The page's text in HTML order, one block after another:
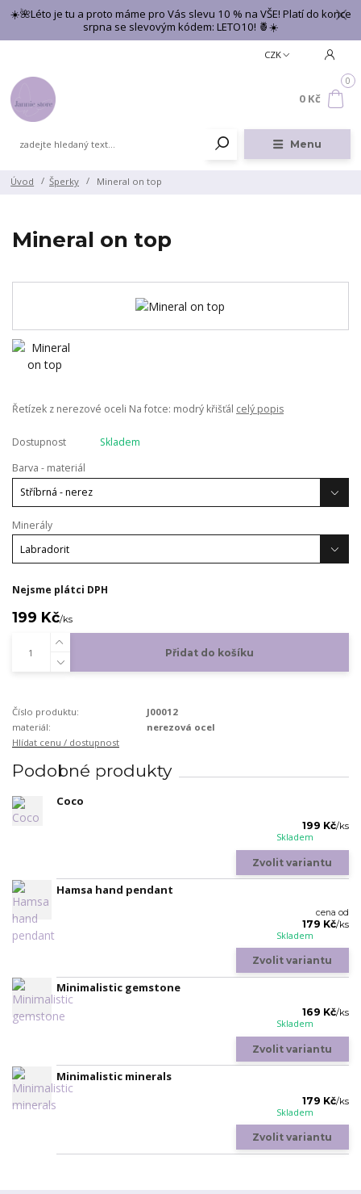
☀️🌺Léto je tu a proto máme pro Vás slevu 10 % na VŠE! Platí do konce
srpna se slevovým kódem: LETO10! 🍍☀️
Menu
CZK
0
0 Kč
Úvod Šperky Mineral on top
Mineral on top
Řetízek z nerezové oceli Na fotce: modrý křišťál celý popis
Dostupnost
Skladem
Barva - materiál
Minerály
Nejsme plátci DPH
199 Kč/ks
Přidat do košíku
Číslo produktu:
J00012
materiál:
nerezová ocel
Hlídat cenu / dostupnost
Podobné produkty
Coco
199 Kč/ks
Skladem
Zvolit variantu
Hamsa hand pendant
cena od
179 Kč/ks
Skladem
Zvolit variantu
Minimalistic gemstone
169 Kč/ks
Skladem
Zvolit variantu
Minimalistic minerals
179 Kč/ks
Skladem
Zvolit variantu